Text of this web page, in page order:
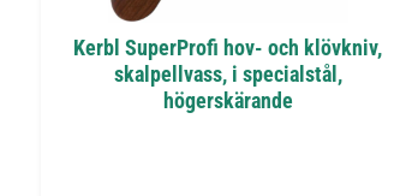
Kerbl SuperProfi hov- och klövkniv,
skalpellvass, i specialstål,
högerskärande